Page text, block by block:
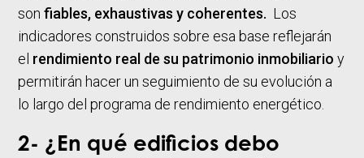
son fiables, exhaustivas y coherentes. Los
indicadores construidos sobre esa base reflejarán
el rendimiento real de su patrimonio inmobiliario y
permitirán hacer un seguimiento de su evolución a
lo largo del programa de rendimiento energético.
2- ¿En qué edificios debo